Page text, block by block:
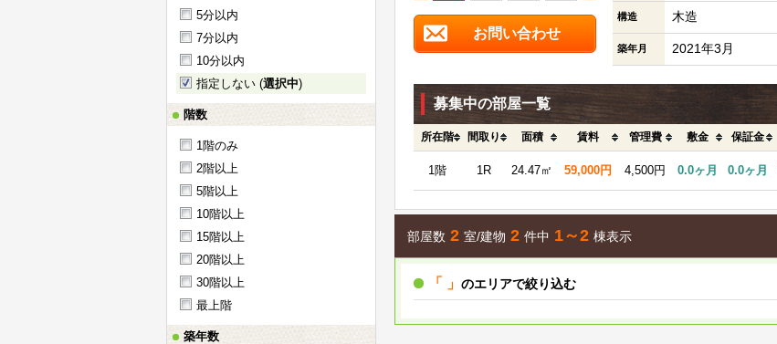
5分以内
7分以内
10分以内
指定しない (選択中)
階数
1階のみ
2階以上
5階以上
10階以上
15階以上
20階以上
30階以上
最上階
築年数
お問い合わせ
構造 木造
築年月 2021年3月
募集中の部屋一覧
所在階 間取り 面積 賃料 管理費 敷金 保証金
1階 1R 24.47㎡ 59,000円 4,500円 0.0ヶ月 0.0ヶ月
部屋数 2 室/建物 2 件中 1～2 棟表示
「 」 のエリアで絞り込む